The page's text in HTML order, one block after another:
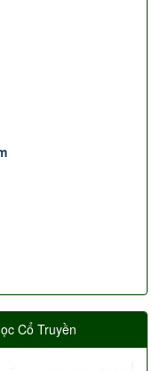
Cổ Truyền